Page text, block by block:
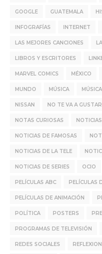
GOOGLE GUATEMALA
INFOGRAFÍAS INTERNET
LAS MEJORES CANCIONES
LIBROS Y ESCRITORES
MARVEL COMICS MÉXICO
MUNDO MÚSICA
NISSAN NO TE VA A GUSTAR
NOTAS CURIOSAS NOTICIAS
NOTICIAS DE FAMOSAS
NOTICIAS DE LA TELE
NOTICIAS DE SERIES OCIO
PELÍCULAS ABC PELÍCULAS
PELÍCULAS DE ANIMACIÓN
POLÍTICA POSTERS
PROGRAMAS DE TELEVISIÓN
REDES SOCIALES